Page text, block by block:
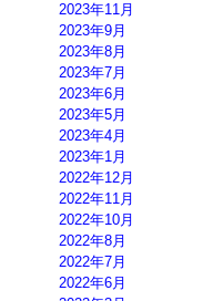
2023年11月
2023年9月
2023年8月
2023年7月
2023年6月
2023年5月
2023年4月
2023年1月
2022年12月
2022年11月
2022年10月
2022年8月
2022年7月
2022年6月